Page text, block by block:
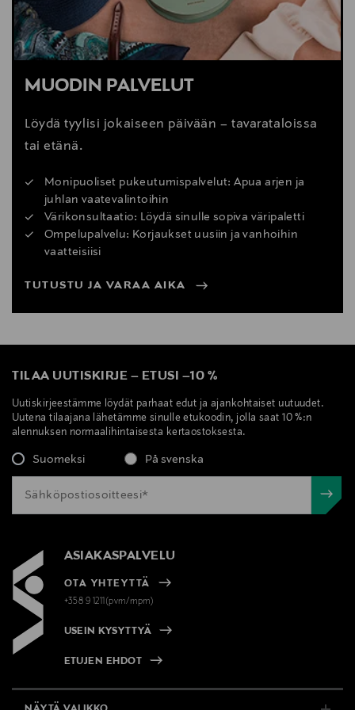
MUODIN PALVELUT
Löydä tyylisi jokaiseen päivään – tavarataloissa
tai etänä.
Monipuoliset pukeutumispalvelut: Apua arjen ja
juhlan vaatevalintoihin
Värikonsultaatio: Löydä sinulle sopiva väripaletti
Ompelupalvelu: Korjaukset uusiin ja vanhoihin
vaatteisiisi
TUTUSTU JA VARAA AIKA
TILAA UUTISKIRJE – ETUSI –10 %
Uutiskirjeestämme löydät parhaat edut ja ajankohtaiset uutuudet.
Uutena tilaajana lähetämme sinulle etukoodin, jolla saat 10 %:n
alennuksen normaalihintaisesta kertaostoksesta.
Suomeksi På svenska
ASIAKASPALVELU
OTA YHTEYTTÄ
+358 9 1211(pvm/mpm)
USEIN KYSYTTYÄ
ETUJEN EHDOT